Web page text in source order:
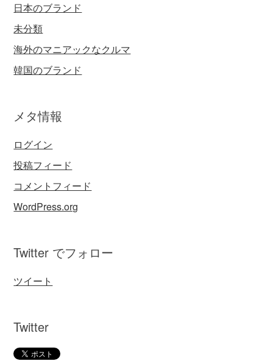
日本のブランド
未分類
海外のマニアックなクルマ
韓国のブランド
メタ情報
ログイン
投稿フィード
コメントフィード
WordPress.org
Twitter でフォロー
ツイート
Twitter